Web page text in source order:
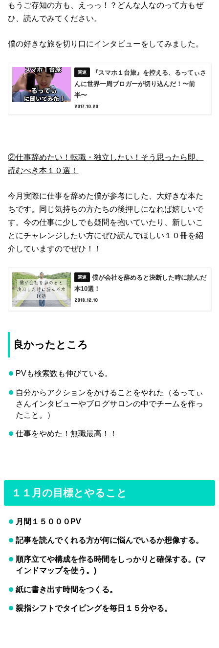
もうご存知の方も、えっっ！？どんな人なのって方もぜ
ひ、読んでみてください。
僕の好きな旅を切り口にインタビューをしてみました。
『スマホ１台旅』を控える、るってぃさ
んに世界一周ブロガーが切り込んだ！〜前
半〜
2017.10.20
②仕事辞めたい！転職・独立したい！そう思ったら即、
読むべき本１０選！
今月実際に仕事を辞めた僕が参考にした、大好きな本た
ちです。同じ気持ちの方たちの後押しになれば嬉しいで
す。今の仕事に少しでも疑問を抱いていたり、新しいこ
とにチャレンジしたい方にぜひ読んでほしい１０冊を紹
介していますのでぜひ！！
僕が会社を辞めると決断した時に読んだ
本10選！
2018.12.10
良かったところ
PVも検索数も伸びている。
自分からアクションをかけることをやれた（るってぃ
さんインタビューやブログサロンの中でチームを作っ
たこと。）
仕事をやめた！無職最高！！
１１月の目標とやること
月間１５０００PV
記事を読んでくれる方が何に悩んでいるか想像する。
順序立てや構成を作る時間をしっかりと確保する。(マ
インドマップを使う。)
紙に書き出す時間をつくる。
親指シフトでタイピングを毎日１５分やる。